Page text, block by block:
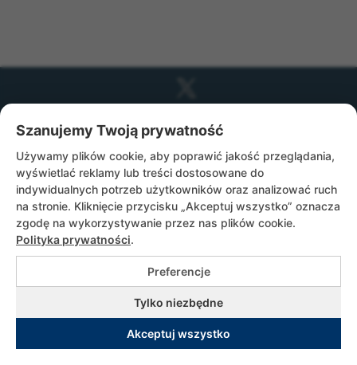
All rights reserved. Utrzymanie i wsparcie
adito.pl|Polityka prywatności|Rodo
Szanujemy Twoją prywatność
Używamy plików cookie, aby poprawić jakość przeglądania,
wyświetlać reklamy lub treści dostosowane do
indywidualnych potrzeb użytkowników oraz analizować ruch
na stronie. Kliknięcie przycisku „Akceptuj wszystko” oznacza
zgodę na wykorzystywanie przez nas plików cookie.
Polityka prywatności.
Preferencje
Tylko niezbędne
Akceptuj wszystko